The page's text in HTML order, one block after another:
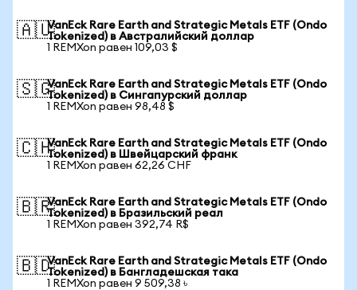
🇦🇺VanEck Rare Earth and Strategic Metals ETF (Ondo
Tokenized) в Австралийский доллар
1 REMXon равен 109,03 $
🇸🇬VanEck Rare Earth and Strategic Metals ETF (Ondo
Tokenized) в Сингапурский доллар
1 REMXon равен 98,48 $
🇨🇭VanEck Rare Earth and Strategic Metals ETF (Ondo
Tokenized) в Швейцарский франк
1 REMXon равен 62,26 CHF
🇧🇷VanEck Rare Earth and Strategic Metals ETF (Ondo
Tokenized) в Бразильский реал
1 REMXon равен 392,74 R$
🇧🇩VanEck Rare Earth and Strategic Metals ETF (Ondo
Tokenized) в Бангладешская така
1 REMXon равен 9 509,38 ৳